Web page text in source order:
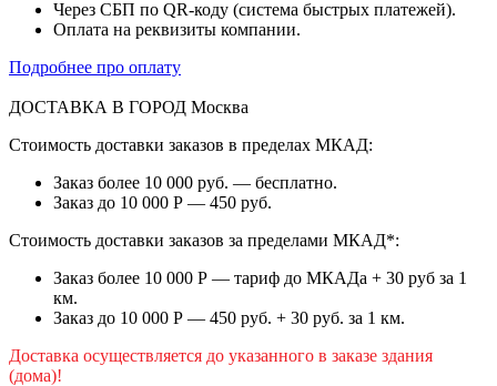
Через СБП по QR-коду (система быстрых платежей).
Оплата на реквизиты компании.
Подробнее про оплату
ДОСТАВКА В ГОРОД Москва
Стоимость доставки заказов в пределах МКАД:
Заказ более 10 000 руб. — бесплатно.
Заказ до 10 000 Р — 450 руб.
Стоимость доставки заказов за пределами МКАД*:
Заказ более 10 000 Р — тариф до МКАДа + 30 руб за 1
км.
Заказ до 10 000 Р — 450 руб. + 30 руб. за 1 км.
Доставка осуществляется до указанного в заказе здания
(дома)!